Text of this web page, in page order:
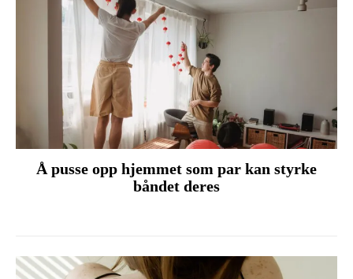
Å pusse opp hjemmet som par kan styrke
båndet deres